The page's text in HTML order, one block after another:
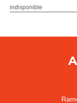
indisponible